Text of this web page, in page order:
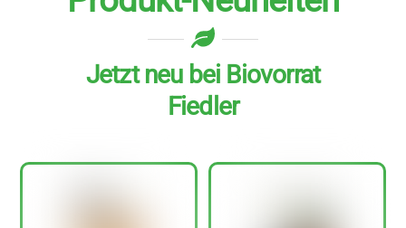
Jetzt neu bei Biovorrat
Fiedler